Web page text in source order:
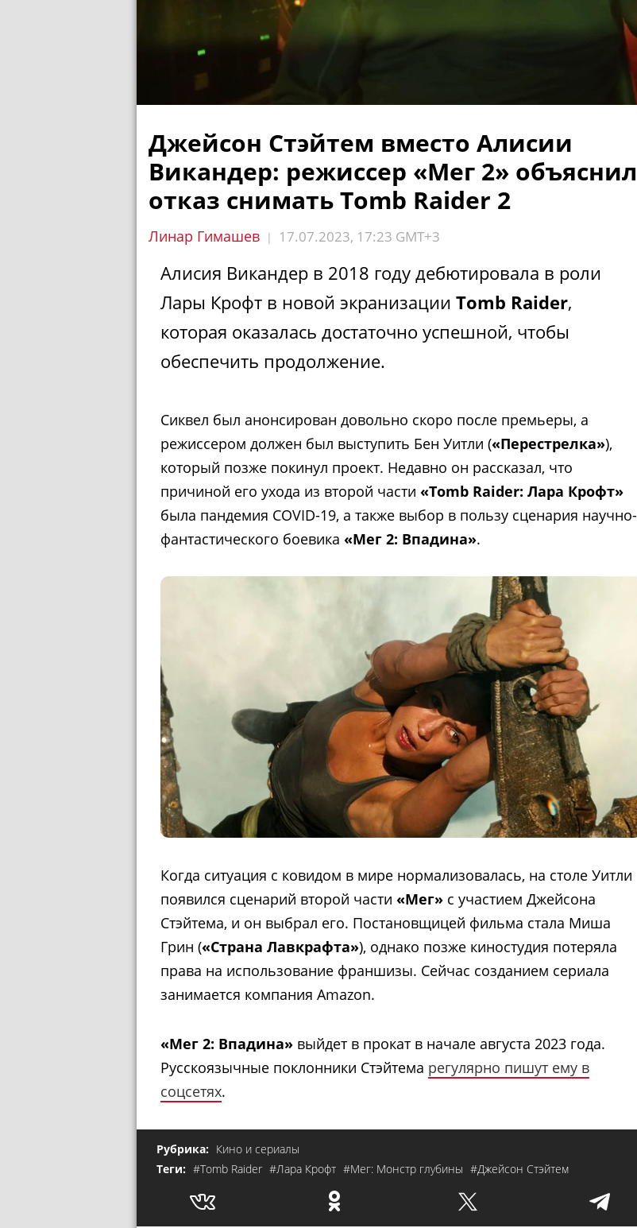
Джейсон Стэйтем вместо Алисии
Викандер: режиссер «Мег 2» объяснил
отказ снимать Tomb Raider 2
Линар Гимашев | 17.07.2023, 17:23 GMT+3
Алисия Викандер в 2018 году дебютировала в роли
Лары Крофт в новой экранизации Tomb Raider,
которая оказалась достаточно успешной, чтобы
обеспечить продолжение.
Сиквел был анонсирован довольно скоро после премьеры, а
режиссером должен был выступить Бен Уитли («Перестрелка»),
который позже покинул проект. Недавно он рассказал, что
причиной его ухода из второй части «Tomb Raider: Лара Крофт»
была пандемия COVID-19, а также выбор в пользу сценария научно-
фантастического боевика «Мег 2: Впадина».
Когда ситуация с ковидом в мире нормализовалась, на столе Уитли
появился сценарий второй части «Мег» с участием Джейсона
Стэйтема, и он выбрал его. Постановщицей фильма стала Миша
Грин («Страна Лавкрафта»), однако позже киностудия потеряла
права на использование франшизы. Сейчас созданием сериала
занимается компания Amazon.
«Мег 2: Впадина» выйдет в прокат в начале августа 2023 года.
Русскоязычные поклонники Стэйтема регулярно пишут ему в
соцсетях.
Рубрика: Кино и сериалы
Теги: #Tomb Raider #Лара Крофт #Мег: Монстр глубины #Джейсон Стэйтем